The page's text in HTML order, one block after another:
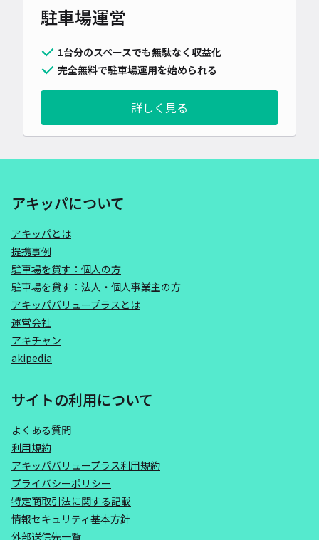
駐車場運営
1台分のスペースでも無駄なく収益化
完全無料で駐車場運用を始められる
詳しく見る
アキッパについて
アキッパとは
提携事例
駐車場を貸す：個人の方
駐車場を貸す：法人・個人事業主の方
アキッパバリュープラスとは
運営会社
アキチャン
akipedia
サイトの利用について
よくある質問
利用規約
アキッパバリュープラス利用規約
プライバシーポリシー
特定商取引法に関する記載
情報セキュリティ基本方針
外部送信先一覧